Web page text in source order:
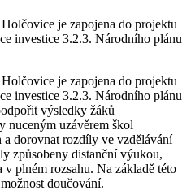
je zapojena do projektu
investice 3.2.3. Národního plánu
je zapojena do projektu
investice 3.2.3. Národního plánu
výsledky žáků
nuceným uzávěrem škol
dorovnat rozdíly ve vzdělávání
způsobeny distanční výukou,
v plném rozsahu. Na základě této
doučování.